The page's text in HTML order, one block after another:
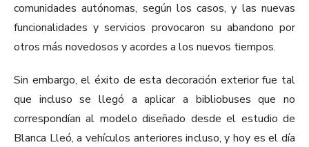
comunidades autónomas, según los casos, y las nuevas
funcionalidades y servicios provocaron su abandono por
otros más novedosos y acordes a los nuevos tiempos.
Sin embargo, el éxito de esta decoración exterior fue tal
que incluso se llegó a aplicar a bibliobuses que no
correspondían al modelo diseñado desde el estudio de
Blanca Lleó, a vehículos anteriores incluso, y hoy es el día